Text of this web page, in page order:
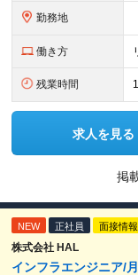
勤務地
働き方
残業時間
求人を見る
掲
NEW 正社員 面接情
株式会社 HAL
インフラエンジニア/